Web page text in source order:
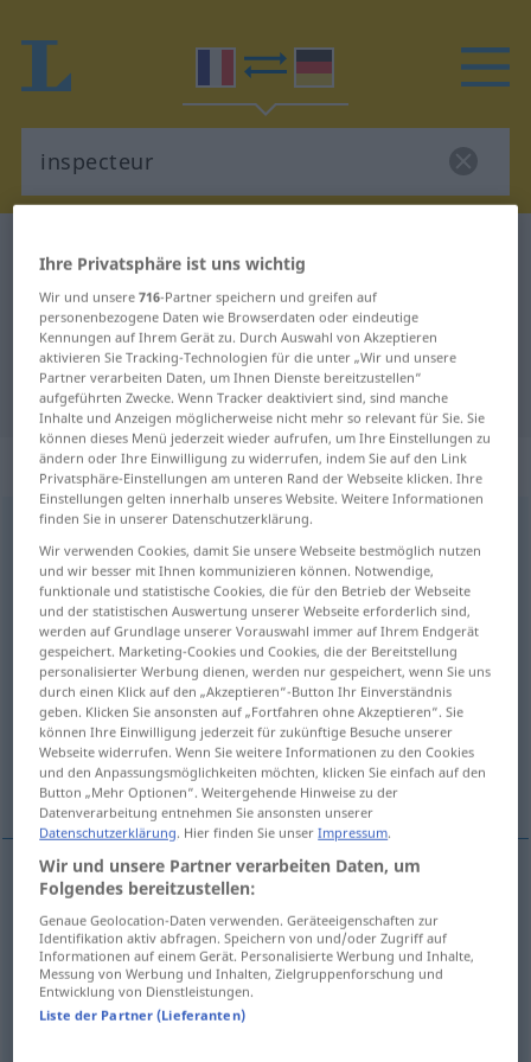
Französisch-Deutsch Wörterbuch
Französisch-Deutsch Übersetzung
für "inspecteur"
"inspecteur" Deutsch Übersetzung
„inspecteur“: masculin
inspecteur [ɛ̃spɛktœʀ]m,inspectrice
Übersicht aller Übersetzungen
(Für mehr Details die Übersetzung anklicken/antippen)
Inspektorin, Kontrolleurin
Regierungsrat, Schulrat
Weitere Beispiele...
Inspektor(in)
Kontrolleur(in)m(f) inspecteur
Ihre Privatsphäre ist uns wichtig
Wir und unsere716-Partner speichern und greifen auf
personenbezogene Daten wie Browserdaten oder eindeutige
Kennungen auf Ihrem Gerät zu. Durch Auswahl von Akzeptieren
aktivieren Sie Tracking-Technologien für die unter „Wir und unsere
Partner verarbeiten Daten, um Ihnen Dienste bereitzustellen“
aufgeführten Zwecke. Wenn Tracker deaktiviert sind, sind manche
Inhalte und Anzeigen möglicherweise nicht mehr so relevant für Sie. Sie
können dieses Menü jederzeit wieder aufrufen, um Ihre Einstellungen zu
ändern oder Ihre Einwilligung zu widerrufen, indem Sie auf den Link
Privatsphäre-Einstellungen am unteren Rand der Webseite klicken. Ihre
Einstellungen gelten innerhalb unseres Website. Weitere Informationen
finden Sie in unserer Datenschutzerklärung.
Wir verwenden Cookies, damit Sie unsere Webseite bestmöglich nutzen
und wir besser mit Ihnen kommunizieren können. Notwendige,
funktionale und statistische Cookies, die für den Betrieb der Webseite
und der statistischen Auswertung unserer Webseite erforderlich sind,
werden auf Grundlage unserer Vorauswahl immer auf Ihrem Endgerät
gespeichert. Marketing-Cookies und Cookies, die der Bereitstellung
personalisierter Werbung dienen, werden nur gespeichert, wenn Sie uns
durch einen Klick auf den „Akzeptieren“-Button Ihr Einverständnis
geben. Klicken Sie ansonsten auf „Fortfahren ohne Akzeptieren“. Sie
können Ihre Einwilligung jederzeit für zukünftige Besuche unserer
Webseite widerrufen. Wenn Sie weitere Informationen zu den Cookies
und den Anpassungsmöglichkeiten möchten, klicken Sie einfach auf den
Button „Mehr Optionen“. Weitergehende Hinweise zu der
Datenverarbeitung entnehmen Sie ansonsten unserer
Datenschutzerklärung. Hier finden Sie unserImpressum.
Wir und unsere Partner verarbeiten Daten, um
Folgendes bereitzustellen:
Genaue Geolocation-Daten verwenden. Geräteeigenschaften zur
Identifikation aktiv abfragen. Speichern von und/oder Zugriff auf
Informationen auf einem Gerät. Personalisierte Werbung und Inhalte,
Messung von Werbung und Inhalten, Zielgruppenforschung und
Entwicklung von Dienstleistungen.
Liste der Partner (Lieferanten)